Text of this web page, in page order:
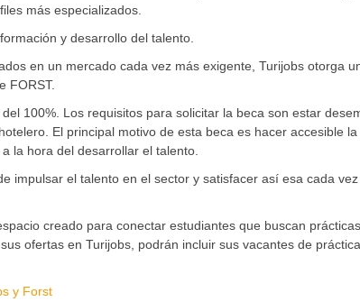
más especializados.
y desarrollo del talento.
en un mercado cada vez más exigente, Turijobs otorga
FORST.
100%. Los requisitos para solicitar la beca son estar
El principal motivo de esta beca es hacer accesible
la hora del desarrollar el talento.
impulsar el talento en el sector y satisfacer así esa cada
creado para conectar estudiantes que buscan
ofertas en Turijobs, podrán incluir sus vacantes de
y Forst